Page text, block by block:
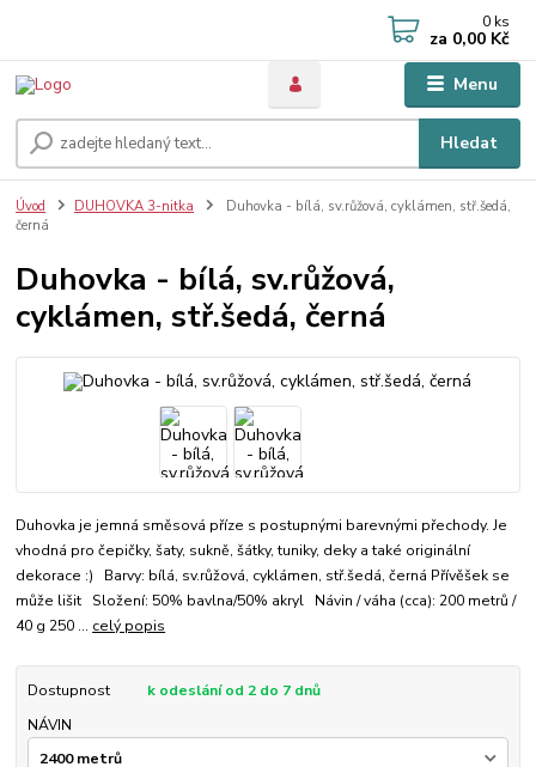
Menu
Hledat
0 ks
za 0,00 Kč
Úvod DUHOVKA 3-nitka
Duhovka - bílá, sv.růžová, cyklámen, stř.šedá,
černá
Duhovka - bílá, sv.růžová,
cyklámen, stř.šedá, černá
Duhovka je jemná směsová příze s postupnými barevnými přechody. Je
vhodná pro čepičky, šaty, sukně, šátky, tuniky, deky a také originální
dekorace :) Barvy: bílá, sv.růžová, cyklámen, stř.šedá, černá Přívěšek se
může lišit Složení: 50% bavlna/50% akryl Návin / váha (cca): 200 metrů /
40 g 250 ... celý popis
Dostupnost
k odeslání od 2 do 7 dnů
NÁVIN